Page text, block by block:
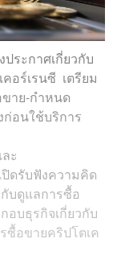
ระกาศเกี่ยวกับ
อร์เรนซี เตรียม
ขาย-กำหนด
ก่อนใช้บริการ
ะ
ปิดรับฟังความคิด
บดูแลการซื้อ
อบธุรกิจเกี่ยวกับ
ซื้อขายคริปโตเค